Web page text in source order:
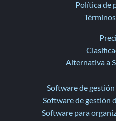
Política de
Alternativa a
Software de
Software de gestión
Software para